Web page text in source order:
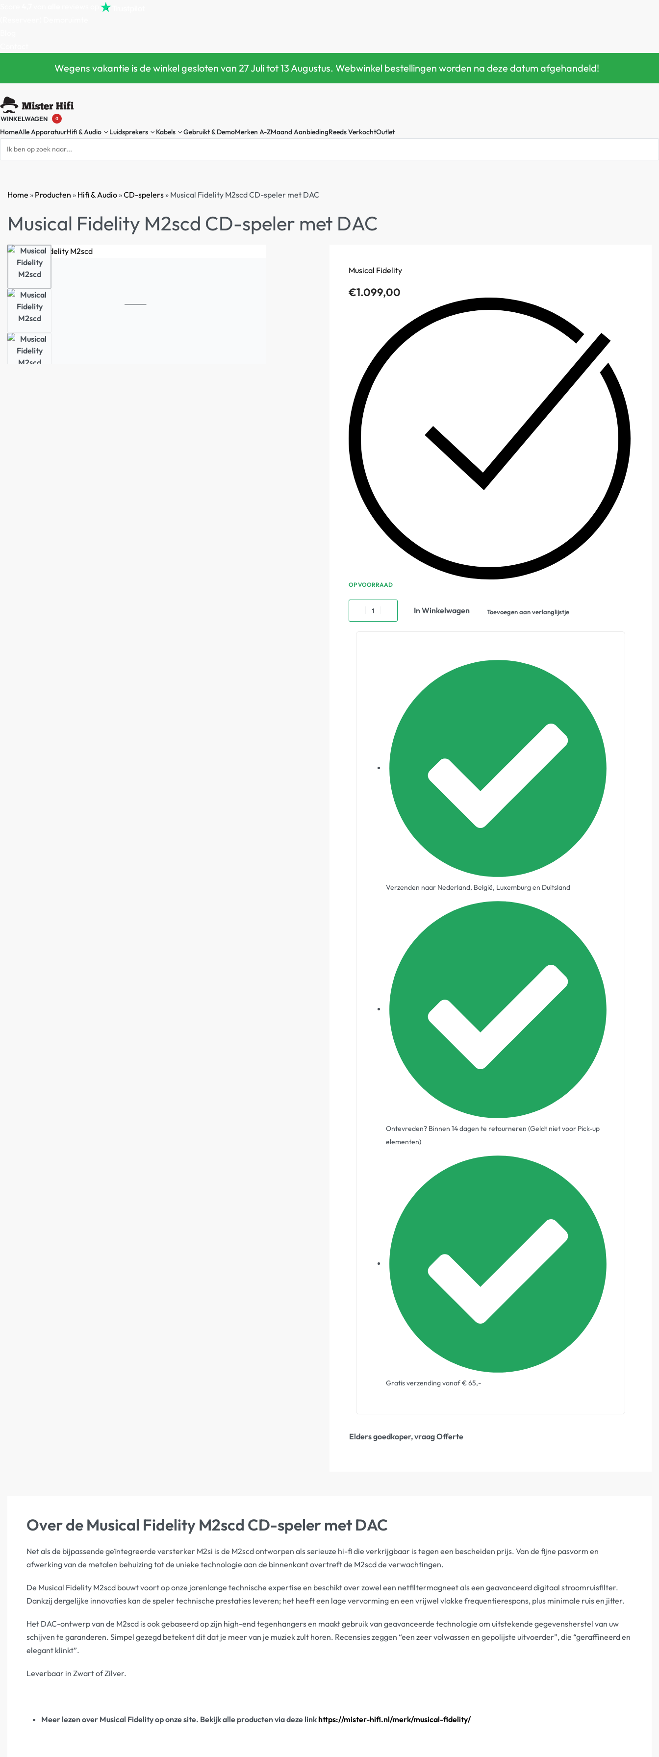
Wegens vakantie is de winkel gesloten van 27 Juli tot 13 Augustus. Webwinkel bestellingen worden na deze datum afgehandeld!
WINKELWAGEN 0
HomeAlle ApparatuurHifi & Audio Luidsprekers Kabels Gebruikt & DemoMerken A-ZMaand AanbiedingReeds VerkochtOutlet
Home » Producten » Hifi & Audio »CD-spelers » Musical Fidelity M2scd CD-speler met DAC
Musical Fidelity M2scd CD-speler met DAC
Musical Fidelity
€1.099,00
OP VOORRAAD
In Winkelwagen Toevoegen aan verlanglijstje
Verzenden naar Nederland, België, Luxemburg en Duitsland
Ontevreden? Binnen 14 dagen te retourneren (Geldt niet voor Pick-up
elementen)
Gratis verzending vanaf € 65,-
Elders goedkoper, vraag Offerte
Over de Musical Fidelity M2scd CD-speler met DAC
Net als de bijpassende geïntegreerde versterker M2si is de M2scd ontworpen als serieuze hi-fi die verkrijgbaar is tegen een bescheiden prijs. Van de fijne pasvorm en
afwerking van de metalen behuizing tot de unieke technologie aan de binnenkant overtreft de M2scd de verwachtingen.
De Musical Fidelity M2scd bouwt voort op onze jarenlange technische expertise en beschikt over zowel een netfiltermagneet als een geavanceerd digitaal stroomruisfilter.
Dankzij dergelijke innovaties kan de speler technische prestaties leveren; het heeft een lage vervorming en een vrijwel vlakke frequentierespons, plus minimale ruis en jitter.
Het DAC-ontwerp van de M2scd is ook gebaseerd op zijn high-end tegenhangers en maakt gebruik van geavanceerde technologie om uitstekende gegevensherstel van uw
schijven te garanderen. Simpel gezegd betekent dit dat je meer van je muziek zult horen. Recensies zeggen “een zeer volwassen en gepolijste uitvoerder”, die “geraffineerd en
elegant klinkt”.
Leverbaar in Zwart of Zilver.
Meer lezen over Musical Fidelity op onze site. Bekijk alle producten via deze link https://mister-hifi.nl/merk/musical-fidelity/